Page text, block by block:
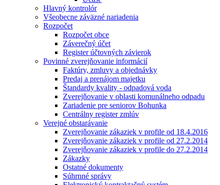
Hlavný kontrolór
Všeobecne záväzné nariadenia
Rozpočet
Rozpočet obce
Záverečný účet
Register účtovných závierok
Povinné zverejňovanie informácií
Faktúry, zmluvy a objednávky
Predaj a prenájom majetku
Štandardy kvality - odpadová voda
Zverejňovanie v oblasti komunálneho odpadu
Zariadenie pre seniorov Bohunka
Centrálny register zmlúv
Verejné obstarávanie
Zverejňovanie zákaziek v profile od 18.4.2016
Zverejňovanie zákaziek v profile od 27.2.2014
Zverejňovanie zákaziek v profile do 27.2.2014
Zákazky
Ostatné dokumenty
Súhrnné správy